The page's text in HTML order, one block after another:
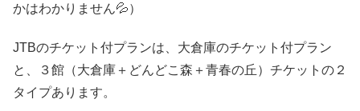
かはわかりません💦）
JTBのチケット付プランは、大倉庫のチケット付プラン
と、３館（大倉庫＋どんどこ森＋青春の丘）チケットの２
タイプあります。